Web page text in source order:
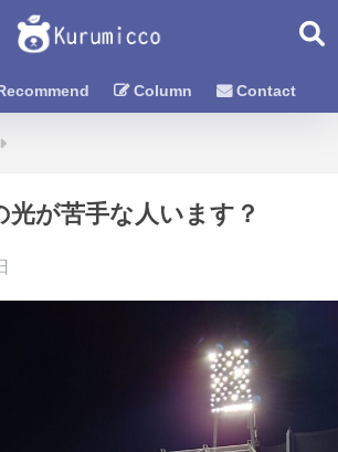
Column Contact
光が苦手な人います？